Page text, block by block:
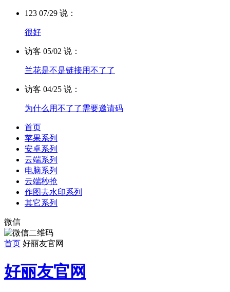
123 07/29 说：
很好
访客 05/02 说：
兰花是不是链接用不了了
访客 04/25 说：
为什么用不了了需要邀请码
首页
苹果系列
安卓系列
云端系列
电脑系列
云端秒抢
作图去水印系列
其它系列
微信
首页 好丽友官网
好丽友官网